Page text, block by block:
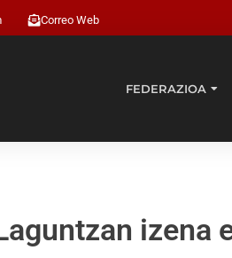
Correo Web
FEDERAZIOA
izena